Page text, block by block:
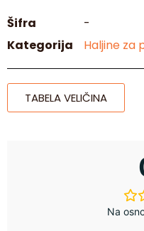
Šifra
-
Kategorija
Haljine za
TABELA VELIČINA
Na